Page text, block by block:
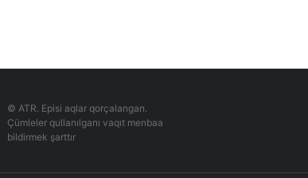
© ATR. Episi aqlar qorçalangan.
Çümleler qullanılganı vaqıt menbaa
bildirmek şarttır